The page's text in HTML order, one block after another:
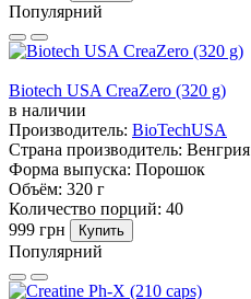
Популярний
Biotech USA CreaZero (320 g)
в наличии
Производитель: BioTechUSA
Страна производитель: Венгрия
Форма выпуска: Порошок
Объём: 320 г
Количество порций: 40
999 грн
Купить
Популярний